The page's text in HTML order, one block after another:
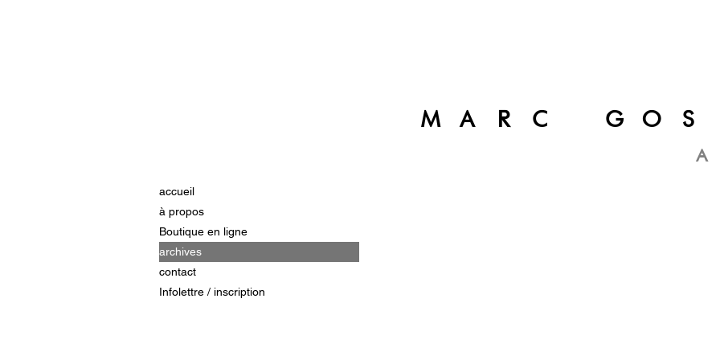
MARC
accueil
à propos
Boutique en ligne
archives
contact
Infolettre / inscription